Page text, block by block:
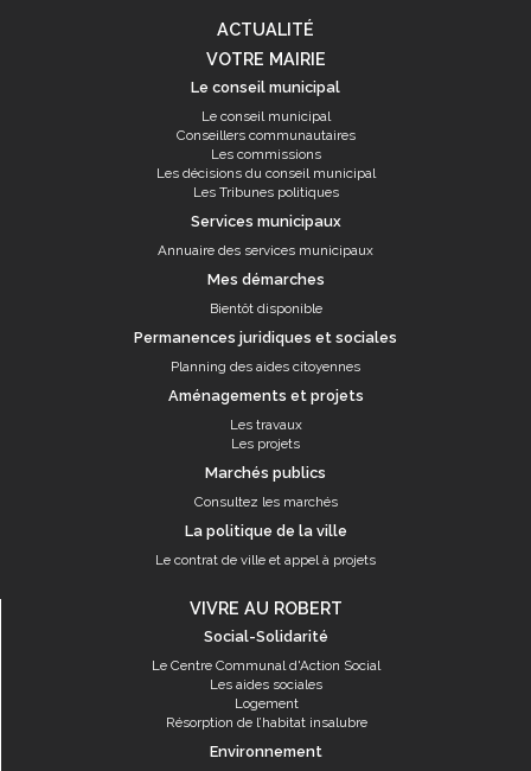
ACTUALITÉ
VOTRE MAIRIE
Le conseil municipal
Le conseil municipal
Conseillers communautaires
Les commissions
Les décisions du conseil municipal
Les Tribunes politiques
Services municipaux
Annuaire des services municipaux
Mes démarches
Bientôt disponible
Permanences juridiques et sociales
Planning des aides citoyennes
Aménagements et projets
Les travaux
Les projets
Marchés publics
Consultez les marchés
La politique de la ville
Le contrat de ville et appel à projets
VIVRE AU ROBERT
Social-Solidarité
Le Centre Communal d'Action Social
Les aides sociales
Logement
Résorption de l’habitat insalubre
Environnement